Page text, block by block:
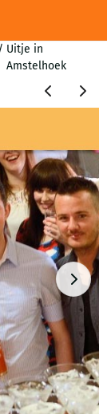
Uitje in
Amstelhoek